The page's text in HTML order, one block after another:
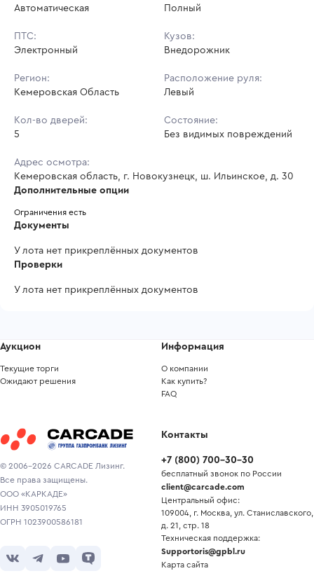
Автоматическая
Полный
ПТС:
Электронный
Кузов:
Внедорожник
Регион:
Кемеровская Область
Расположение руля:
Левый
Кол-во дверей:
5
Состояние:
Без видимых повреждений
Адрес осмотра:
Кемеровская область, г. Новокузнецк, ш. Ильинское, д. 30
Дополнительные опции
Ограничения есть
Документы
У лота нет прикреплённых документов
Проверки
У лота нет прикреплённых документов
© 2006-2026 CARCADE Лизинг.
Все права защищены.
ООО «КАРКАДЕ»
ИНН 3905019765
ОГРН 1023900586181
Аукцион
Текущие торги
Ожидают решения
Информация
О компании
Как купить?
FAQ
Контакты
+7 (800) 700-30-30
бесплатный звонок по России
client@carcade.com
Центральный офис:
109004, г. Москва, ул. Станиславского,
д. 21, стр. 18
Техническая поддержка:
Supportoris@gpbl.ru
Карта сайта